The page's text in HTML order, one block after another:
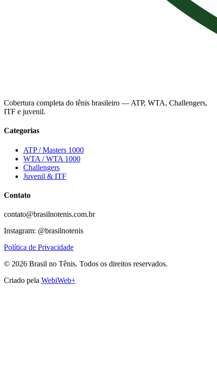
Cobertura completa do tênis brasileiro — ATP, WTA, Challengers,
ITF e juvenil.
Categorias
ATP / Masters 1000
WTA / WTA 1000
Challengers
Juvenil & ITF
Contato
contato@brasilnotenis.com.br
Instagram: @brasilnotenis
Política de Privacidade
© 2026 Brasil no Tênis. Todos os direitos reservados.
Criado pela WebiWeb+